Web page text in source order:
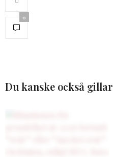
0
Du kanske också gillar